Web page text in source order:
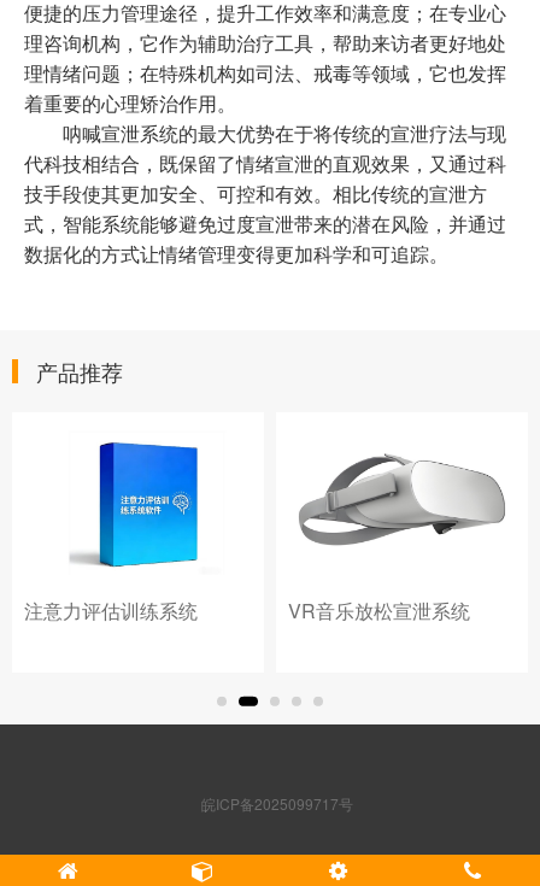
便捷的压力管理途径，提升工作效率和满意度；在专业心
理咨询机构，它作为辅助治疗工具，帮助来访者更好地处
理情绪问题；在特殊机构如司法、戒毒等领域，它也发挥
着重要的心理矫治作用。
呐喊宣泄系统的最大优势在于将传统的宣泄疗法与现
代科技相结合，既保留了情绪宣泄的直观效果，又通过科
技手段使其更加安全、可控和有效。相比传统的宣泄方
式，智能系统能够避免过度宣泄带来的潜在风险，并通过
数据化的方式让情绪管理变得更加科学和可追踪。
产品推荐
注意力评估训练系统 VR音乐放松宣泄系统
皖ICP备2025099717号